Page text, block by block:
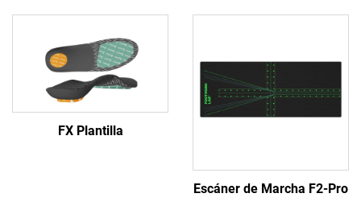
FX Plantilla
Escáner de Marcha F2-Pro